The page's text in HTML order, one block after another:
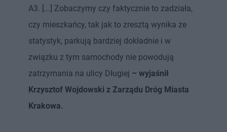
A3. [...] Zobaczymy czy faktycznie to zadziała,
czy mieszkańcy, tak jak to zresztą wynika ze
statystyk, parkują bardziej dokładnie i w
związku z tym samochody nie powodują
zatrzymania na ulicy Długiej – wyjaśnił
Krzysztof Wojdowski z Zarządu Dróg Miasta
Krakowa.